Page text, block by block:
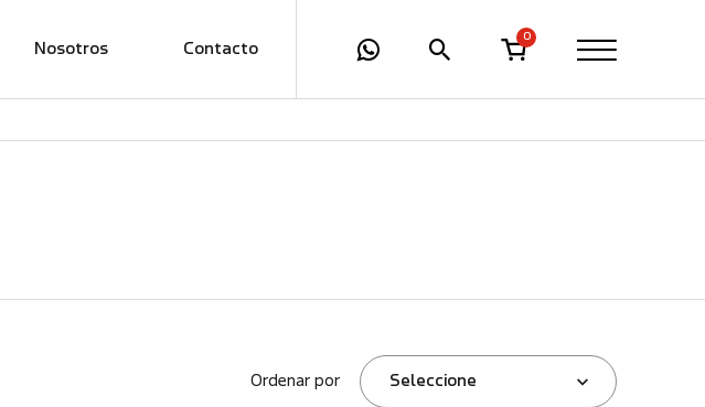
Nosotros Contacto
0
Ordenar por Seleccione